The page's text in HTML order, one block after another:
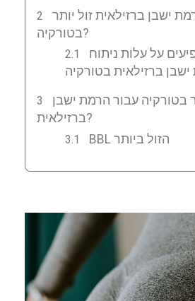
ישבן ברזילאית זול יותר
בטורקיה?
על עלות ניתוח
ברזילאית בטורקיה
בטורקיה עבור הרמת ישבן
ברזילאית?
BBL הזול ביותר